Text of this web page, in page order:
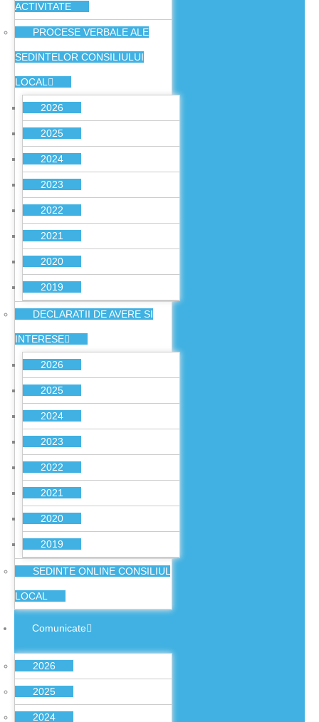
ACTIVITATE
PROCESE VERBALE ALE
SEDINTELOR CONSILIULUI
LOCAL
2026
2025
2024
2023
2022
2021
2020
2019
DECLARATII DE AVERE SI
INTERESE
2026
2025
2024
2023
2022
2021
2020
2019
SEDINTE ONLINE CONSILIUL
LOCAL
Comunicate
2026
2025
2024